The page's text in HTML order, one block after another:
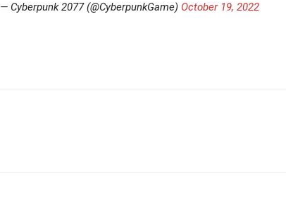
— Cyberpunk 2077 (@CyberpunkGame) October 19, 2022